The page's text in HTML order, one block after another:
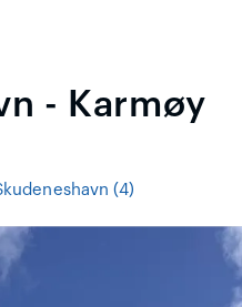
- Karmøy
(4)